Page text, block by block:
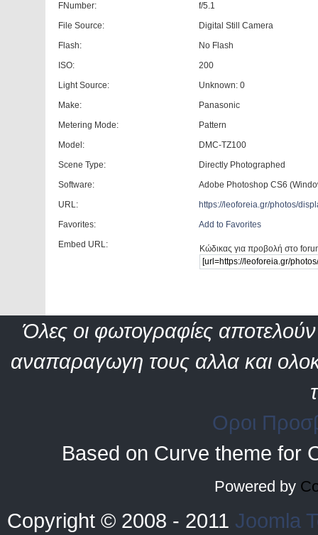
FNumber:
f/5.1
File Source:
Digital Still Camera
Flash:
No Flash
ISO:
200
Light Source:
Unknown: 0
Make:
Panasonic
Metering Mode:
Pattern
Model:
DMC-TZ100
Scene Type:
Directly Photographed
Software:
Adobe Photoshop CS6
URL:
https://leoforeia.gr/photos/
Favorites:
Add to Favorites
Embed URL:
Κώδικας για προβολή στο
Όλες οι φωτογραφίες αποτελούν
αναπαραγωγη τους αλλα και
Οροι
Based on Curve theme for
Powered by
Copyright © 2008 - 2011 Joomla